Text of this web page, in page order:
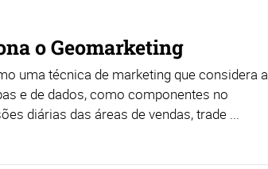
o Geomarketing
uma técnica de marketing que considera a
e de dados, como componentes no
diárias das áreas de vendas, trade ...